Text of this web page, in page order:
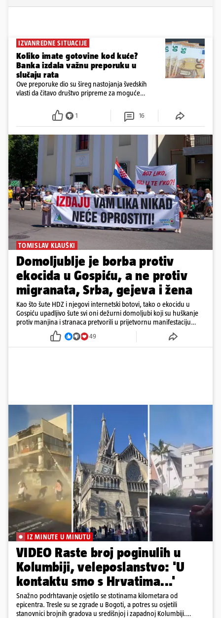
IZVANREDNE SITUACIJE
Koliko imate gotovine kod kuće?
Banka izdala važnu preporuku u
slučaju rata
Ove preporuke dio su šireg nastojanja švedskih
vlasti da čitavo društvo pripreme za moguće
1 16
TOMISLAV KLAUŠKI
Domoljublje je borba protiv
ekocida u Gospiću, a ne protiv
migranata, Srba, gejeva i žena
Kao što šute HDZ i njegovi internetski botovi, tako o ekocidu u
Gospiću upadljivo šute svi oni dežurni domoljubi koji su huškanje
protiv manjina i stranaca pretvorili u prijetvornu manifestaciju
ljubavi prema domovini.
49
IZ MINUTE U MINUTU
VIDEO Raste broj poginulih u
Kolumbiji, veleposlanstvo: 'U
kontaktu smo s Hrvatima...'
Snažno podrhtavanje osjetilo se stotinama kilometara od
epicentra. Tresle su se zgrade u Bogoti, a potres su osjetili
stanovnici brojnih gradova u središnjoj i zapadnoj Kolumbiji.